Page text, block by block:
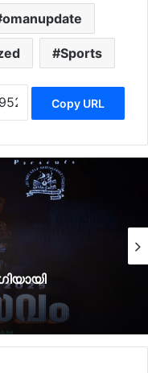
omanupdate
Sports
Copy URL